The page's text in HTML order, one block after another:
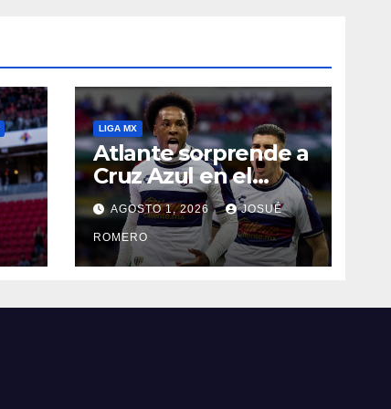
LIGA MX
Atlante sorprende a
Cruz Azul en el
Banorte
AGOSTO 1, 2026 JOSUÉ
ROMERO